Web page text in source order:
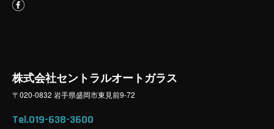
株式会社セントラルオートガラス
〒020-0832 岩手県盛岡市東見前9-72
Tel.019-638-3600